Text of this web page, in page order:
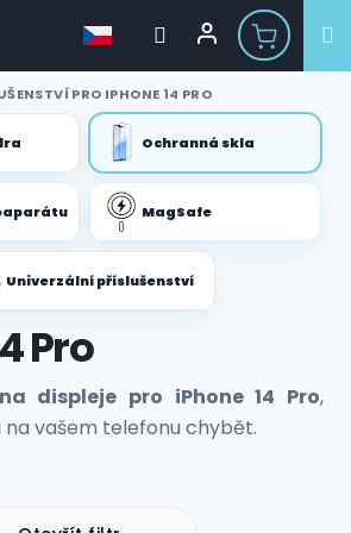
PRO IPHONE 14 PRO
Ochranná skla
MagSafe
Univerzální příslušenství
Pro
displeje pro iPhone 14 Pro,
vašem telefonu chybět.